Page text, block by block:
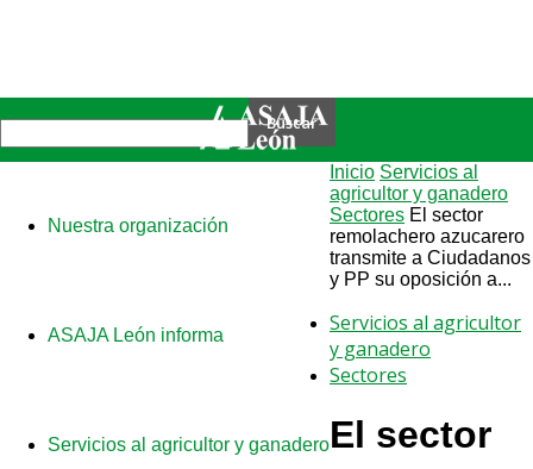
Nuestra organización
ASAJA León informa
Servicios al agricultor y ganadero
Inicio Servicios al
agricultor y ganadero
Sectores El sector
remolachero azucarero
transmite a Ciudadanos
y PP su oposición a...
Servicios al agricultor
y ganadero
Sectores
El sector